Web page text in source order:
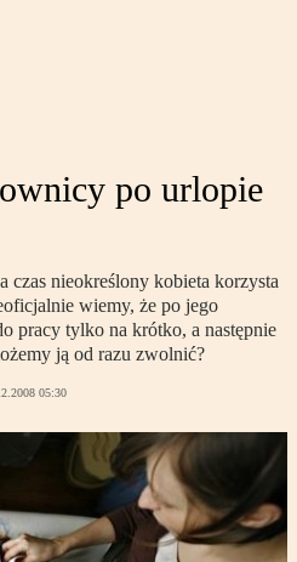
po urlopie
czas nieokreślony kobieta korzysta
wiemy, że po jego
pracy tylko na krótko, a następnie
ją od razu zwolnić?
05:30